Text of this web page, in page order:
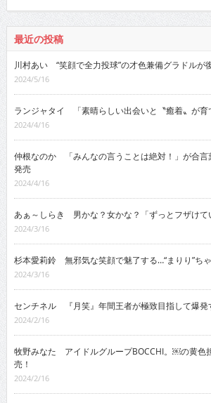
最近の投稿
川村あい “笑顔で全力投球”の才色兼備グラドルが
2024/5/16
ランジャタイ 「素晴らしい出会いと〝癒着〟が育
2024/4/16
仲根なのか 「みんなの言うことは絶対！」が合言
発売
2024/4/16
あぁ～しらき 男かな？女かな？「ずっとフザけて
2024/3/16
杉本愛莉鈴 無邪気な笑顔で魅了する…“まりり”ち
2024/3/16
センチネル 『月笑』年間王者が極致目指して爆発
2024/2/16
牧野みなた アイドルグループBOCCHI。￼の黄色
売！
2024/2/16